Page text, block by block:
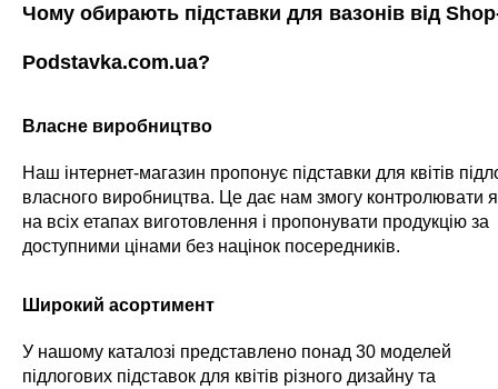
Чому обирають підставки для вазонів від
Podstavka.com.ua?
Власне виробництво
Наш інтернет-магазин пропонує підставки для квітів
власного виробництва. Це дає нам змогу контролювати
на всіх етапах виготовлення і пропонувати продукцію за
доступними цінами без націнок посередників.
Широкий асортимент
У нашому каталозі представлено понад 30 моделей
підлогових підставок для квітів різного дизайну та